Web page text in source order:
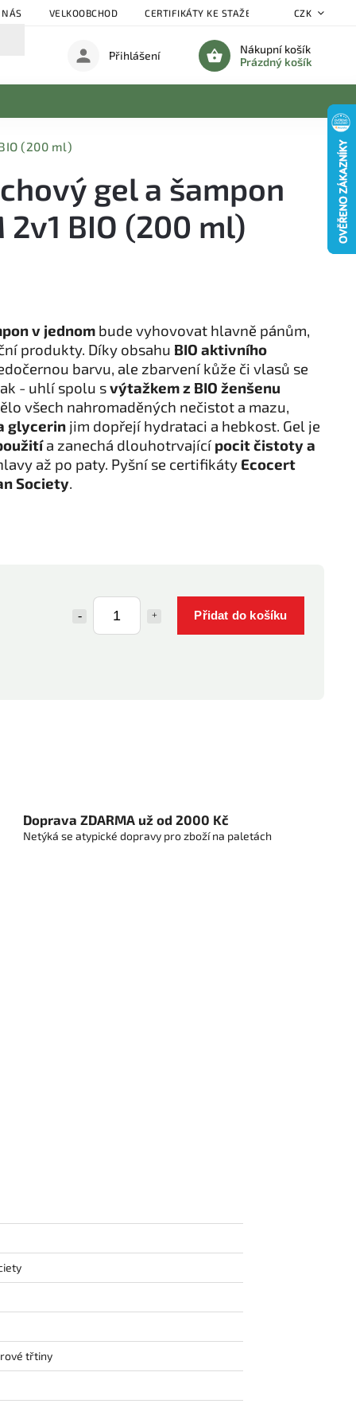
NÁS VELKOOBCHOD CERTIFIKÁTY KE STAŽENÍ BLOG
CZK
Nákupní košík
Prázdný košík
Přihlášení
(200 ml)
Přidat do košíku
gel a šampon
2v1 BIO (200 ml)
v jednom bude vyhovovat hlavně pánům,
produkty. Díky obsahu BIO aktivního
barvu, ale zbarvení kůže či vlasů se
- uhlí spolu svýtažkem z BIO ženšenu
všech nahromaděných nečistot a mazu,
glycerin jim dopřejí hydrataci a hebkost. Gel je
a zanechá dlouhotrvající pocit čistoty a
až po paty. Pyšní se certifikáty Ecocert
Society.
Doprava ZDARMA už od 2000 Kč
Netýká se atypické dopravy pro zboží na paletách
třtiny